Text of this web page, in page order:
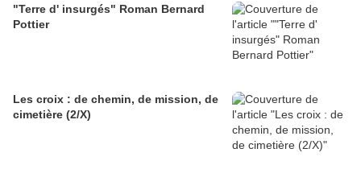
"Terre d' insurgés" Roman Bernard
Pottier
Les croix : de chemin, de mission, de
cimetière (2/X)